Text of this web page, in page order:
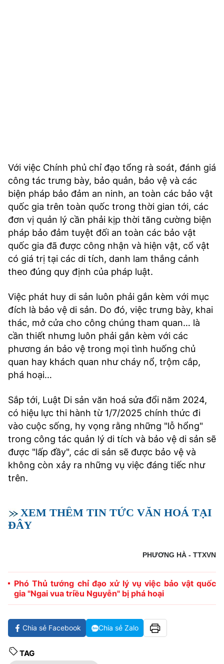
Với việc Chính phủ chỉ đạo tổng rà soát, đánh giá
công tác trưng bày, bảo quản, bảo vệ và các
biện pháp bảo đảm an ninh, an toàn các bảo vật
quốc gia trên toàn quốc trong thời gian tới, các
đơn vị quản lý cần phải kịp thời tăng cường biện
pháp bảo đảm tuyệt đối an toàn các bảo vật
quốc gia đã được công nhận và hiện vật, cổ vật
có giá trị tại các di tích, danh lam thắng cảnh
theo đúng quy định của pháp luật.
Việc phát huy di sản luôn phải gắn kèm với mục
đích là bảo vệ di sản. Do đó, việc trưng bày, khai
thác, mở cửa cho công chúng tham quan… là
cần thiết nhưng luôn phải gắn kèm với các
phương án bảo vệ trong mọi tình huống chủ
quan hay khách quan như cháy nổ, trộm cắp,
phá hoại…
Sắp tới, Luật Di sản văn hoá sửa đổi năm 2024,
có hiệu lực thi hành từ 1/7/2025 chính thức đi
vào cuộc sống, hy vọng rằng những "lỗ hổng"
trong công tác quản lý di tích và bảo vệ di sản sẽ
được "lấp đầy", các di sản sẽ được bảo vệ và
không còn xảy ra những vụ việc đáng tiếc như
trên.
XEM THÊM TIN TỨC VĂN HOÁ TẠI
ĐÂY
PHƯƠNG HÀ - TTXVN
Phó Thủ tướng chỉ đạo xử lý vụ việc bảo vật quốc
gia "Ngai vua triều Nguyễn" bị phá hoại
Chia sẻ Facebook Chia sẻ Zalo
TAG